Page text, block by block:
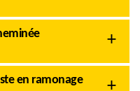
en ramonage